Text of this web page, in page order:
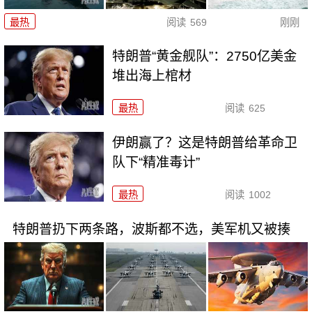
最热 阅读 569 刚刚
特朗普“黄金舰队”：2750亿美金
堆出海上棺材
最热 阅读 625
伊朗赢了？这是特朗普给革命卫
队下“精准毒计”
最热 阅读 1002
特朗普扔下两条路，波斯都不选，美军机又被揍